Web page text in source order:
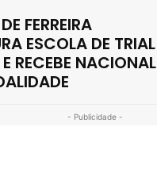
FERREIRA
ESCOLA DE TRIAL
RECEBE NACIONAL
- Publicidade -